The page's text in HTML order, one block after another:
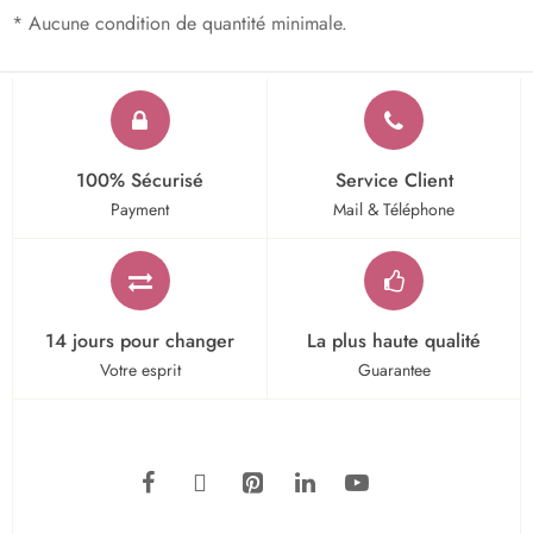
* Aucune condition de quantité minimale.
100% Sécurisé
Payment
Service Client
Mail & Téléphone
14 jours pour changer
Votre esprit
La plus haute qualité
Guarantee